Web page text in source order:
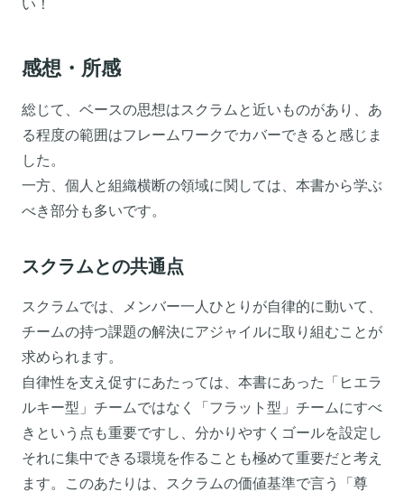
い！
感想・所感
総じて、ベースの思想はスクラムと近いものがあり、あ
る程度の範囲はフレームワークでカバーできると感じま
した。
一方、個人と組織横断の領域に関しては、本書から学ぶ
べき部分も多いです。
スクラムとの共通点
スクラムでは、メンバー一人ひとりが自律的に動いて、
チームの持つ課題の解決にアジャイルに取り組むことが
求められます。
自律性を支え促すにあたっては、本書にあった「ヒエラ
ルキー型」チームではなく「フラット型」チームにすべ
きという点も重要ですし、分かりやすくゴールを設定し
それに集中できる環境を作ることも極めて重要だと考え
ます。このあたりは、スクラムの価値基準で言う「尊